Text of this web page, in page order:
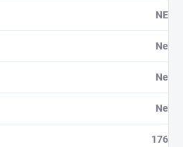
NE
Ne
Ne
Ne
176